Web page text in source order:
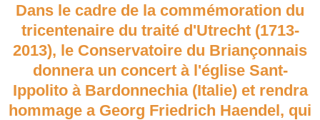
Dans le cadre de la commémoration du
tricentenaire du traité d'Utrecht (1713-
2013), le Conservatoire du Briançonnais
donnera un concert à l'église Sant-
Ippolito à Bardonnechia (Italie) et rendra
hommage a Georg Friedrich Haendel, qui